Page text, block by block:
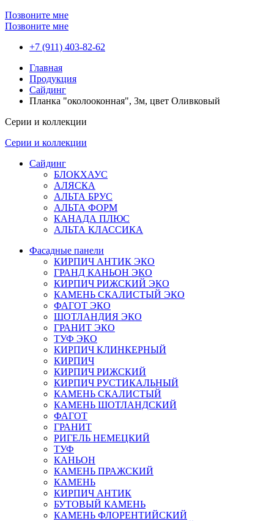
Позвоните мне
Позвоните мне
+7 (911) 403-82-62
Главная
Продукция
Сайдинг
Планка "околооконная", 3м, цвет Оливковый
Серии и коллекции
Серии и коллекции
Сайдинг
БЛОКХАУС
АЛЯСКА
АЛЬТА БРУС
АЛЬТА ФОРМ
КАНАДА ПЛЮС
АЛЬТА КЛАССИКА
Фасадные панели
КИРПИЧ АНТИК ЭКО
ГРАНД КАНЬОН ЭКО
КИРПИЧ РИЖСКИЙ ЭКО
КАМЕНЬ СКАЛИСТЫЙ ЭКО
ФАГОТ ЭКО
ШОТЛАНДИЯ ЭКО
ГРАНИТ ЭКО
ТУФ ЭКО
КИРПИЧ КЛИНКЕРНЫЙ
КИРПИЧ
КИРПИЧ РИЖСКИЙ
КИРПИЧ РУСТИКАЛЬНЫЙ
КАМЕНЬ СКАЛИСТЫЙ
КАМЕНЬ ШОТЛАНДСКИЙ
ФАГОТ
ГРАНИТ
РИГЕЛЬ НЕМЕЦКИЙ
ТУФ
КАНЬОН
КАМЕНЬ ПРАЖСКИЙ
КАМЕНЬ
КИРПИЧ АНТИК
БУТОВЫЙ КАМЕНЬ
КАМЕНЬ ФЛОРЕНТИЙСКИЙ